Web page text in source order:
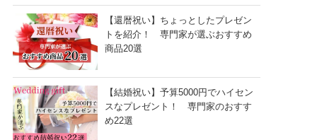
【還暦祝い】ちょっとしたプレゼン
トを紹介！ 専門家が選ぶおすすめ
商品20選
【結婚祝い】予算5000円でハイセン
スなプレゼント！ 専門家のおすす
め22選